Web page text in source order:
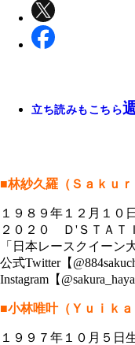
立ち読みもこちら
■林紗久羅（Ｓａｋｕ
１９８９年１２月１
２０２０ Ｄ'ＳＴＡＴ
「日本レースクイーン
公式Twitter【
Instagram【
■小林唯叶（Ｙｕｉｋ
１９９７年１０月５